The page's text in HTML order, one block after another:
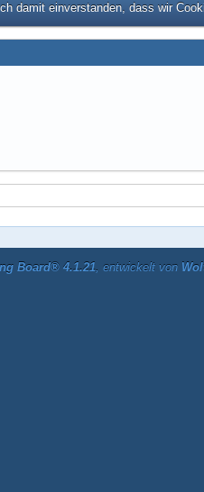
damit einverstanden, dass wir
Board® 4.1.21, entwickelt von